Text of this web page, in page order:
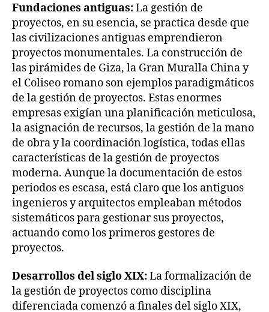
Fundaciones antiguas:La gestión de
proyectos, en su esencia, se practica desde que
las civilizaciones antiguas emprendieron
proyectos monumentales. La construcción de
las pirámides de Giza, la Gran Muralla China y
el Coliseo romano son ejemplos paradigmáticos
de la gestión de proyectos. Estas enormes
empresas exigían una planificación meticulosa,
la asignación de recursos, la gestión de la mano
de obra y la coordinación logística, todas ellas
características de la gestión de proyectos
moderna. Aunque la documentación de estos
periodos es escasa, está claro que los antiguos
ingenieros y arquitectos empleaban métodos
sistemáticos para gestionar sus proyectos,
actuando como los primeros gestores de
proyectos.
Desarrollos del siglo XIX:La formalización de
la gestión de proyectos como disciplina
diferenciada comenzó a finales del siglo XIX,